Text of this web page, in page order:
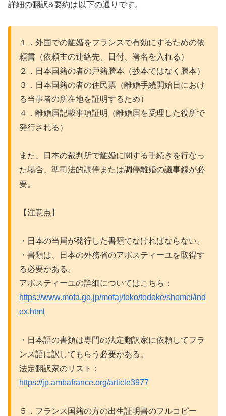
詳細の翻訳&要約は以下の通りです。
１．外国での離婚をフランスで有効にするための依
頼書（依頼主の連絡先、日付、署名を入れる）
２．日本国籍の者の戸籍謄本（抄本ではなく謄本）
３．日本国籍の者の住民票（離婚手続開始日におけ
る当事者の所在地を証明するため）
４．離婚届記載事項証明（離婚届を受理した役所で
発行される）
また、日本の裁判所で離婚に関する手続きを行なっ
た場合、準司法的調停または調停離婚の議事録が必
要。
【注意点】
・日本の当局が発行した書類でなければならない。
・書類は、日本の外務省のアポスティーユを取得す
る必要がある。
アポスティーユの詳細についてはこちら：
https://www.mofa.go.jp/mofaj/toko/todoke/shomei/ind
ex.html
・日本語の書類は専門の法定翻訳家に依頼してフラ
ンス語に訳してもらう必要がある。
法定翻訳家のリスト：
https://jp.ambafrance.org/article3977
５．フランス国籍の方の出生証明書のフルコピー